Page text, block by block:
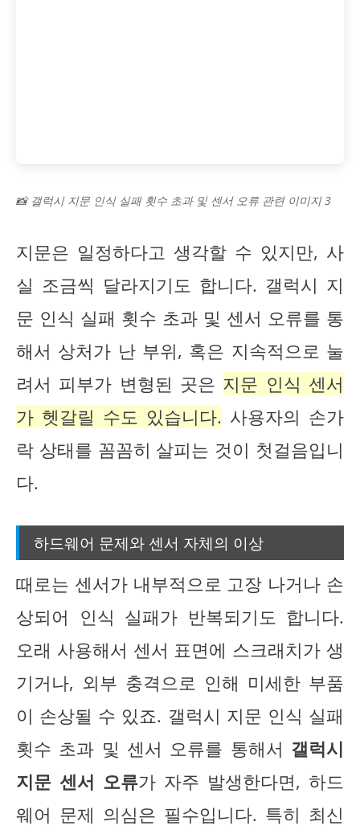
📸 갤럭시 지문 인식 실패 횟수 초과 및 센서 오류 관련 이미지 3
지문은 일정하다고 생각할 수 있지만, 사
실 조금씩 달라지기도 합니다. 갤럭시 지
문 인식 실패 횟수 초과 및 센서 오류를 통
해서 상처가 난 부위, 혹은 지속적으로 눌
려서 피부가 변형된 곳은 지문 인식 센서
가 헷갈릴 수도 있습니다. 사용자의 손가
락 상태를 꼼꼼히 살피는 것이 첫걸음입니
다.
하드웨어 문제와 센서 자체의 이상
때로는 센서가 내부적으로 고장 나거나 손
상되어 인식 실패가 반복되기도 합니다.
오래 사용해서 센서 표면에 스크래치가 생
기거나, 외부 충격으로 인해 미세한 부품
이 손상될 수 있죠. 갤럭시 지문 인식 실패
횟수 초과 및 센서 오류를 통해서 갤럭시
지문 센서 오류가 자주 발생한다면, 하드
웨어 문제 의심은 필수입니다. 특히 최신